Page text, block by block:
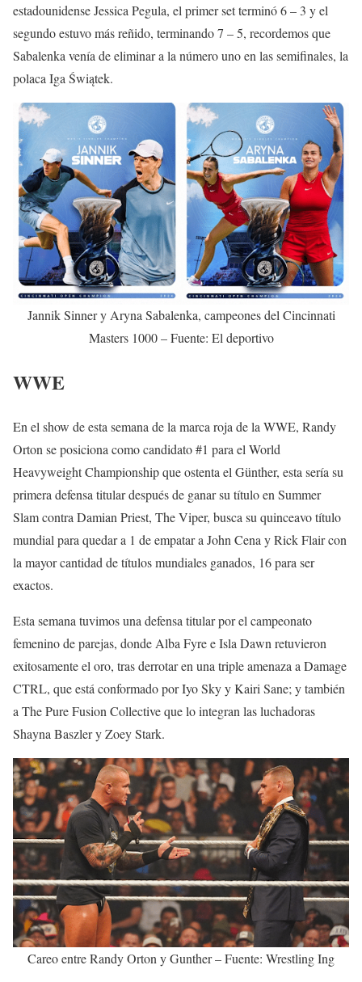
estadounidense Jessica Pegula, el primer set terminó 6 – 3 y el
segundo estuvo más reñido, terminando 7 – 5, recordemos que
Sabalenka venía de eliminar a la número uno en las semifinales, la
polaca Iga Świątek.
Jannik Sinner y Aryna Sabalenka, campeones del Cincinnati
Masters 1000 – Fuente: El deportivo
WWE
En el show de esta semana de la marca roja de la WWE, Randy
Orton se posiciona como candidato #1 para el World
Heavyweight Championship que ostenta el Günther, esta sería su
primera defensa titular después de ganar su título en Summer
Slam contra Damian Priest, The Viper, busca su quinceavo título
mundial para quedar a 1 de empatar a John Cena y Rick Flair con
la mayor cantidad de títulos mundiales ganados, 16 para ser
exactos.
Esta semana tuvimos una defensa titular por el campeonato
femenino de parejas, donde Alba Fyre e Isla Dawn retuvieron
exitosamente el oro, tras derrotar en una triple amenaza a Damage
CTRL, que está conformado por Iyo Sky y Kairi Sane; y también
a The Pure Fusion Collective que lo integran las luchadoras
Shayna Baszler y Zoey Stark.
Careo entre Randy Orton y Gunther – Fuente: Wrestling Ing